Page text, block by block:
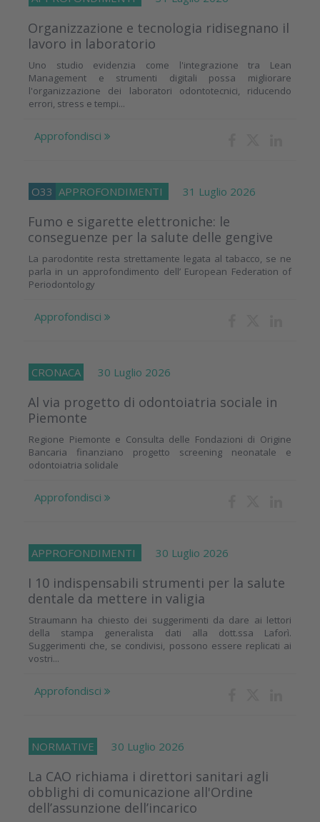
Organizzazione e tecnologia ridisegnano il
lavoro in laboratorio
Uno studio evidenzia come l'integrazione tra Lean
Management e strumenti digitali possa migliorare
l'organizzazione dei laboratori odontotecnici, riducendo
errori, stress e tempi...
Approfondisci
O33 APPROFONDIMENTI 31 Luglio 2026
Fumo e sigarette elettroniche: le
conseguenze per la salute delle gengive
La parodontite resta strettamente legata al tabacco, se ne
parla in un approfondimento dell’ European Federation of
Periodontology
Approfondisci
CRONACA 30 Luglio 2026
Al via progetto di odontoiatria sociale in
Piemonte
Regione Piemonte e Consulta delle Fondazioni di Origine
Bancaria finanziano progetto screening neonatale e
odontoiatria solidale
Approfondisci
APPROFONDIMENTI 30 Luglio 2026
I 10 indispensabili strumenti per la salute
dentale da mettere in valigia
Straumann ha chiesto dei suggerimenti da dare ai lettori
della stampa generalista dati alla dott.ssa Laforì.
Suggerimenti che, se condivisi, possono essere replicati ai
vostri...
Approfondisci
NORMATIVE 30 Luglio 2026
La CAO richiama i direttori sanitari agli
obblighi di comunicazione all'Ordine
dell’assunzione dell’incarico